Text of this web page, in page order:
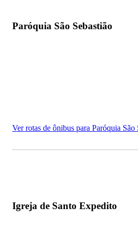
Paróquia São Sebastião
Ver rotas de ônibus para Paróquia São
Igreja de Santo Expedito